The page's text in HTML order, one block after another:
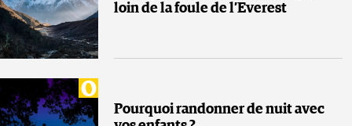
loin de la foule de l’Everest
Pourquoi randonner de nuit avec